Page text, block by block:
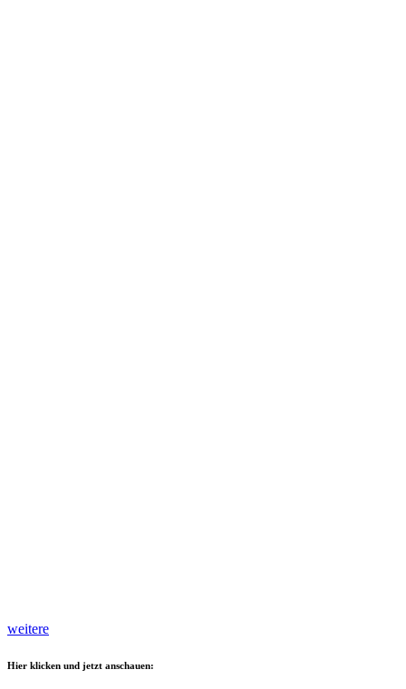
weitere
Hier klicken und jetzt anschauen: